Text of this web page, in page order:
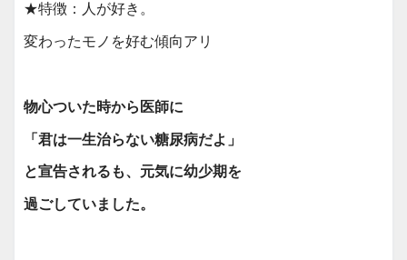
★特徴：人が好き。
変わったモノを好む傾向アリ
物心ついた時から医師に
「君は一生治らない糖尿病だよ」
と宣告されるも、元気に幼少期を
過ごしていました。